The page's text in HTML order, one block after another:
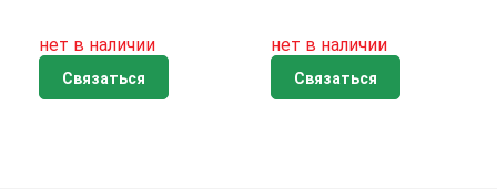
нет в наличии
Связаться
нет в наличии
Связаться